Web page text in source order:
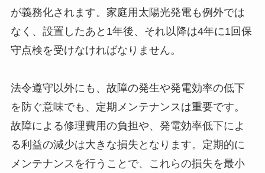
が義務化されます。家庭用太陽光発電も例外では
なく、設置したあと1年後、それ以降は4年に1回保
守点検を受けなければなりません。
法令遵守以外にも、故障の発生や発電効率の低下
を防ぐ意味でも、定期メンテナンスは重要です。
故障による修理費用の負担や、発電効率低下によ
る利益の減少は大きな損失となります。定期的に
メンテナンスを行うことで、これらの損失を最小